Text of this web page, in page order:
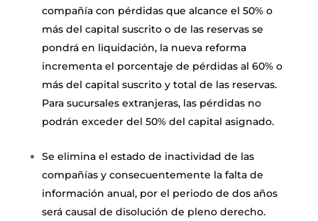
compañía con pérdidas que alcance el 50% o
más del capital suscrito o de las reservas se
pondrá en liquidación, la nueva reforma
incrementa el porcentaje de pérdidas al 60% o
más del capital suscrito y total de las reservas.
Para sucursales extranjeras, las pérdidas no
podrán exceder del 50% del capital asignado.
Se elimina el estado de inactividad de las
compañías y consecuentemente la falta de
información anual, por el periodo de dos años
será causal de disolución de pleno derecho.